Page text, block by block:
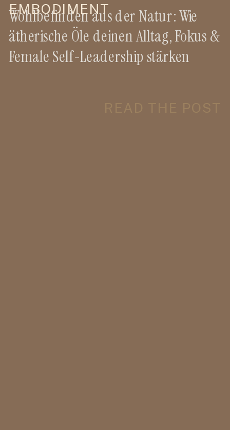
Wohlbefinden aus der Natur: Wie
ätherische Öle deinen Alltag, Fokus &
Female Self-Leadership stärken
EMBODIMENT